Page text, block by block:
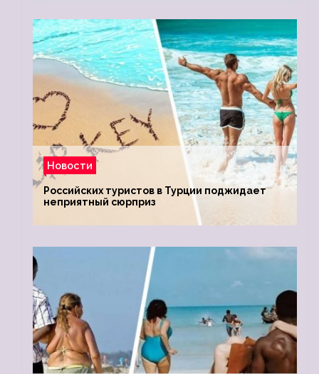
Новости
Российских туристов в Турции поджидает
неприятный сюрприз